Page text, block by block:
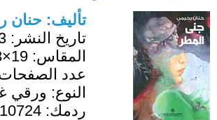
تأليف: حنان
تاريخ النشر:
المقاس: 19×13
عدد
النوع: ورقي
ردمك: